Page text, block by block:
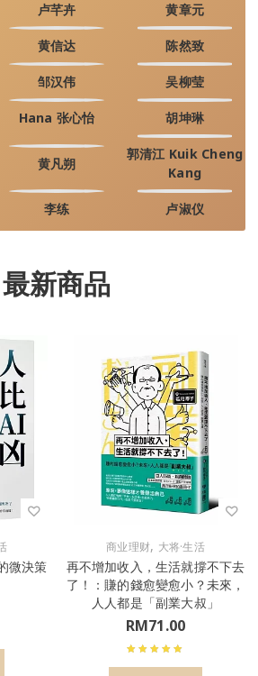
卢芊卉 黄章元
黄信达 陈然致
邹汉伟 吴柳莹
Hana 张心怡 胡坤琳
黄凡朔
郭清江 Kuik Cheng
Kang
李练 卢淑仪
最新商品
微決策
商业理财, 大将·生活
再不增加收入，生活就撐不下去
了！：賺的錢愈變愈小？未來，
人人都是「副業大叔」
RM71.00